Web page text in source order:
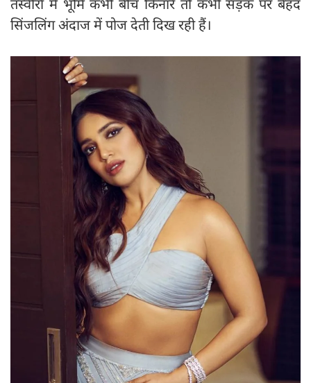
सिंजलिंग अंदाज में पोज देती दिख रही हैं।